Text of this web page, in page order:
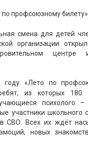
по профсоюзному билету»
смена для детей
организации
центре
«Лето по
из которых 180
психолого –
участники школьного
СВО. Всех их ждёт
новых